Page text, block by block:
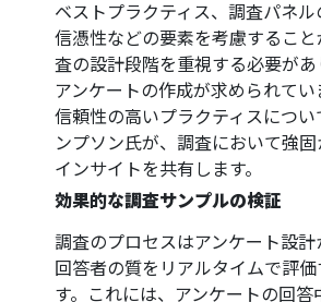
ベストプラクティス、調査パネ
信憑性などの要素を考慮するこ
査の設計段階を重視する必要が
アンケートの作成が求められて
信頼性の高いプラクティスにつ
ンプソン氏が、調査において強
インサイトを共有します。
効果的な調査サンプルの検証
調査のプロセスはアンケート設
回答者の質をリアルタイムで評
す。これには、アンケートの回